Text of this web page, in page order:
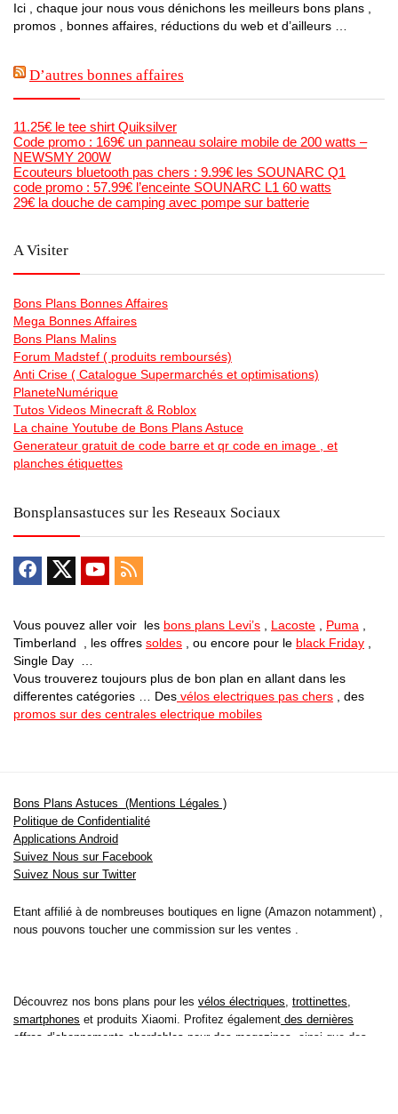
Ici , chaque jour nous vous dénichons les meilleurs bons plans ,
promos , bonnes affaires, réductions du web et d’ailleurs …
D’autres bonnes affaires
11.25€ le tee shirt Quiksilver
Code promo : 169€ un panneau solaire mobile de 200 watts –
NEWSMY 200W
Ecouteurs bluetooth pas chers : 9.99€ les SOUNARC Q1
code promo : 57.99€ l’enceinte SOUNARC L1 60 watts
29€ la douche de camping avec pompe sur batterie
A Visiter
Bons Plans Bonnes Affaires
Mega Bonnes Affaires
Bons Plans Malins
Forum Madstef ( produits remboursés)
Anti Crise ( Catalogue Supermarchés et optimisations)
PlaneteNumérique
Tutos Videos Minecraft & Roblox
La chaine Youtube de Bons Plans Astuce
Generateur gratuit de code barre et qr code en image , et
planches étiquettes
Bonsplansastuces sur les Reseaux Sociaux
Vous pouvez aller voir les bons plans Levi’s Lacoste Puma
Timberland , les offres soldes , ou encore pour le black Friday
Single Day …
Vous trouverez toujours plus de bon plan en allant dans les
differentes catégories … Des vélos electriques pas chers , des
promos sur des centrales electrique mobiles
Bons Plans Astuces (Mentions Légales )
Politique de Confidentialité
Applications Android
Suivez Nous sur Facebook
Suivez Nous sur Twitter
Etant affilié à de nombreuses boutiques en ligne (Amazon notamment) ,
nous pouvons toucher une commission sur les ventes .
Découvrez nos bons plans pour les vélos électriques, trottinettes,
smartphones et produits Xiaomi. Profitez également des dernières
offres d’abonnements abordables pour des magazines , ainsi que des